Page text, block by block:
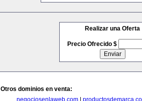
Realizar una Oferta
Precio Ofrecido $
Otros dominios en venta:
negociosenlaweb.com